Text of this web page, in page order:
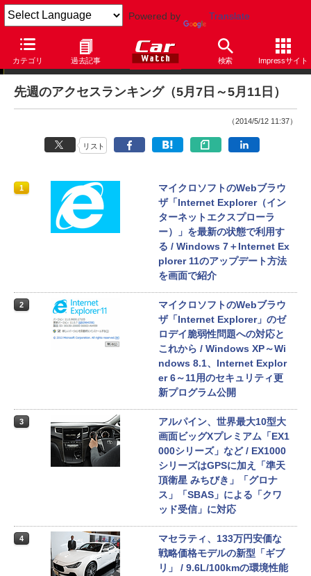
Powered by Translate
カテゴリ 過去記事 検索 Impressサイト
アクセスランキング
先週のアクセスランキング（5月7日～5月11日）
（2014/5/12 11:37）
リスト
1
マイクロソフトのWebブラウ
ザ「Internet Explorer（イン
ターネットエクスプローラ
ー）」を最新の状態で利用す
る / Windows 7＋Internet Ex
plorer 11のアップデート方法
を画面で紹介
2
マイクロソフトのWebブラウ
ザ「Internet Explorer」のゼ
ロデイ脆弱性問題への対応と
これから / Windows XP～Wi
ndows 8.1、Internet Explor
er 6～11用のセキュリティ更
新プログラム公開
3
アルパイン、世界最大10型大
画面ビッグXプレミアム「EX1
000シリーズ」など / EX1000
シリーズはGPSに加え「準天
頂衛星 みちびき」「グロナ
ス」「SBAS」による「クワ
ッド受信」に対応
4
マセラティ、133万円安価な
戦略価格モデルの新型「ギブ
リ」 / 9.6L/100kmの環境性能